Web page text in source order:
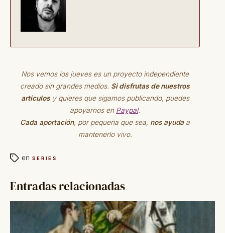
Nos vemos los jueves es un proyecto independiente
creado sin grandes medios. Si disfrutas de nuestros
artículosy quieres que sigamos publicando, puedes
apoyarnos en Paypal.
Cada aportación, por pequeña que sea, nos ayudaa
mantenerlo vivo.
en SERIES
Entradas relacionadas